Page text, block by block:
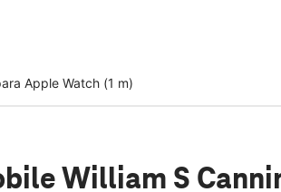
Apple Watch (1 m)
William S